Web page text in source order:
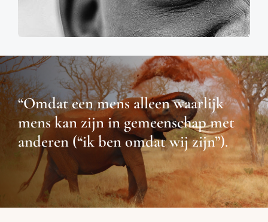
“Omdat een mens alleen waarlijk
mens kan zijn in gemeenschap met
anderen (“ik ben omdat wij zijn”).